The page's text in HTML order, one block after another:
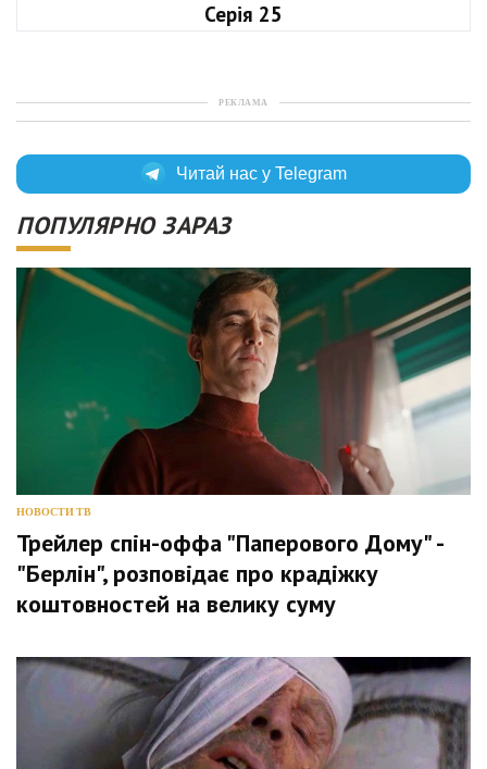
Серія 25
РЕКЛАМА
Читай нас у Telegram
ПОПУЛЯРНО ЗАРАЗ
НОВОСТИ ТВ
Трейлер спін-оффа "Паперового Дому" -
"Берлін", розповідає про крадіжку
коштовностей на велику суму